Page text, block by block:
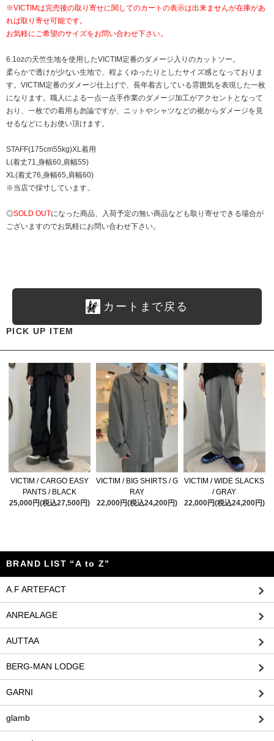
※VICTIMは完売後の取り寄せに関してのカートの表示は出来ませんが在庫があ
れば取り寄せ可能です。
お気軽にご希望のサイズをお問い合わせ下さい。
6.1ozの天竺生地を使用したVICTIM定番のダメージ入りのカットソー。
柔らかで透けが少ない生地で、程よくゆったりとしたサイズ感となっておりま
す。VICTIM定番のダメージ仕上げで、長年着古している雰囲気を表現した一枚
になります。職人による一点一点手作業のダメージ加工がアクセントとなって
おり、一枚での着用も勿論ですが、ニットやシャツなどの裾からダメージを見
せるなどにもお使い頂けます。
STAFF(175cm55kg)XL着用
L(着丈71,身幅60,肩幅55)
XL(着丈76,身幅65,肩幅60)
※当店で採寸しています。
◎SOLD OUTになった商品、入荷予定の無い商品なども取り寄せできる場合が
ございますのでお気軽にお問い合わせ下さい。
カートまで戻る
PICK UP ITEM
VICTIM / CARGO EASY
PANTS / BLACK
25,000円(税込27,500円)
VICTIM / BIG SHIRTS / G
RAY
22,000円(税込24,200円)
VICTIM / WIDE SLACKS
/ GRAY
22,000円(税込24,200円)
BRAND LIST “A to Z”
A.F ARTEFACT
ANREALAGE
AUTTAA
BERG-MAN LODGE
GARNI
glamb